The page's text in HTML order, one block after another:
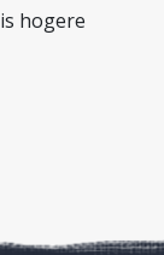
hogere